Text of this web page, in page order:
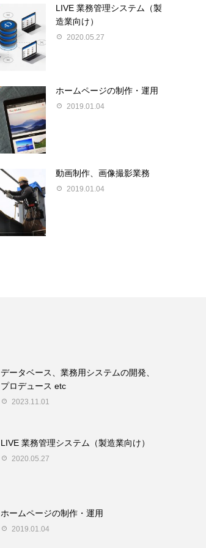
LIVE 業務管理システム（製
造業向け）
2020.05.27
ホームページの制作・運用
2019.01.04
動画制作、画像撮影業務
2019.01.04
データベース、業務用システムの開発、
プロデュース etc
2023.11.01
LIVE 業務管理システム（製造業向け）
2020.05.27
ホームページの制作・運用
2019.01.04